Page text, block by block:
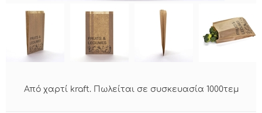
Από χαρτί kraft. Πωλείται σε συσκευασία 1000τεμ